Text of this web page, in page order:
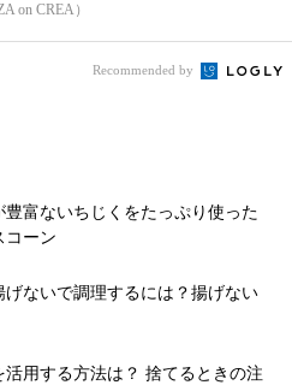
on CREA）
Recommended by
富ないちじくをたっぷり使った
コーン
げないで調理するには？揚げない
用する方法は？ 捨てるときの注